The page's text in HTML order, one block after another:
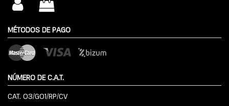
MÉTODOS DE PAGO
NÚMERO DE C.A.T.
CAT. 03/G01/RP/CV